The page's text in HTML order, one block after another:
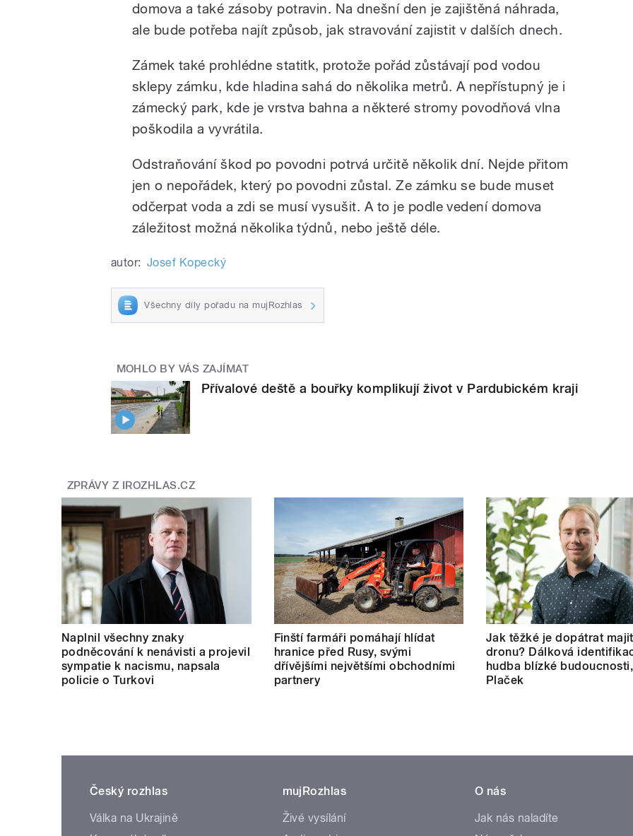
domova a také zásoby potravin. Na dnešní den je zajištěná náhrada,
ale bude potřeba najít způsob, jak stravování zajistit v dalších dnech.
Zámek také prohlédne statitk, protože pořád zůstávají pod vodou
sklepy zámku, kde hladina sahá do několika metrů. A nepřístupný je i
zámecký park, kde je vrstva bahna a některé stromy povodňová vlna
poškodila a vyvrátila.
Odstraňování škod po povodni potrvá určitě několik dní. Nejde přitom
jen o nepořádek, který po povodni zůstal. Ze zámku se bude muset
odčerpat voda a zdi se musí vysušit. A to je podle vedení domova
záležitost možná několika týdnů, nebo ještě déle.
autor: Josef Kopecký
Všechny díly pořadu na mujRozhlas
MOHLO BY VÁS ZAJÍMAT
Přívalové deště a bouřky komplikují život v Pardubickém kraji
ZPRÁVY Z IROZHLAS.CZ
Naplnil všechny znaky
podněcování k nenávisti a projevil
sympatie k nacismu, napsala
policie o Turkovi
Finští farmáři pomáhají hlídat
hranice před Rusy, svými
dřívějšími největšími obchodními
partnery
Jak těžké je dopátrat
dronu? Dálková
hudba blízké
Plaček
Český rozhlas
Válka na Ukrajině
mujRozhlas
Živé vysílání
O nás
Jak nás naladíte